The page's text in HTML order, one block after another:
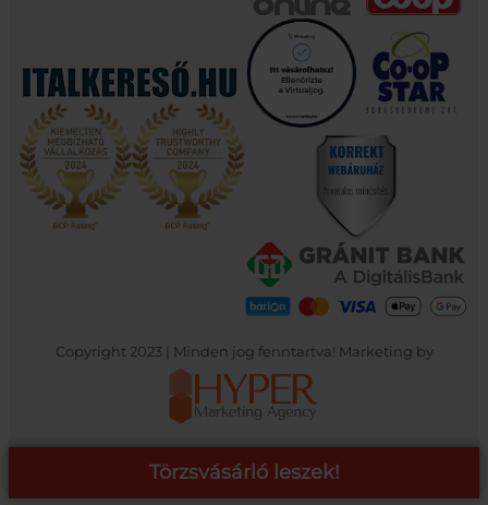
Copyright 2023 | Minden jog fenntartva! Marketing by
Törzsvásárló leszek!